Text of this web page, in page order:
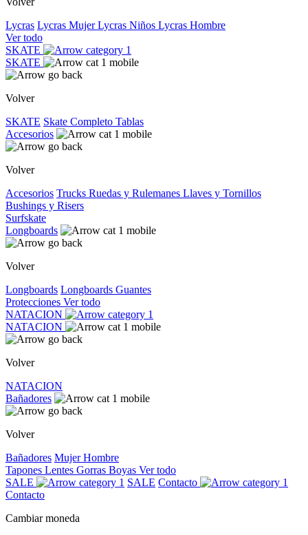
Lycras Lycras MujerLycras Niños Lycras Hombre
Ver todo
SKATE
SKATE
Volver
SKATE Skate Completo Tablas
Accesorios
Volver
Accesorios Trucks Ruedas y Rulemanes Llaves y Tornillos
Bushings y Risers
Surfskate
Longboards
Volver
Longboards Longboards Guantes
Protecciones Ver todo
NATACION
NATACION
Volver
NATACION
Bañadores
Volver
Bañadores MujerHombre
Tapones Lentes Gorras Boyas Ver todo
SALE
SALE Contacto
Contacto
Cambiar moneda